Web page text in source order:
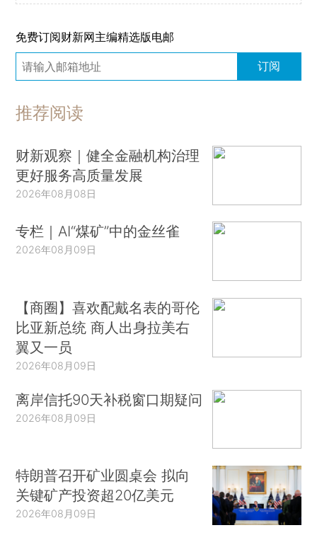
免费订阅财新网主编精选版电邮
订阅
推荐阅读
财新观察｜健全金融机构治理
更好服务高质量发展
2026年08月08日
专栏｜AI“煤矿”中的金丝雀
2026年08月09日
【商圈】喜欢配戴名表的哥伦
比亚新总统 商人出身拉美右
翼又一员
2026年08月09日
离岸信托90天补税窗口期疑问
2026年08月09日
特朗普召开矿业圆桌会 拟向
关键矿产投资超20亿美元
2026年08月09日